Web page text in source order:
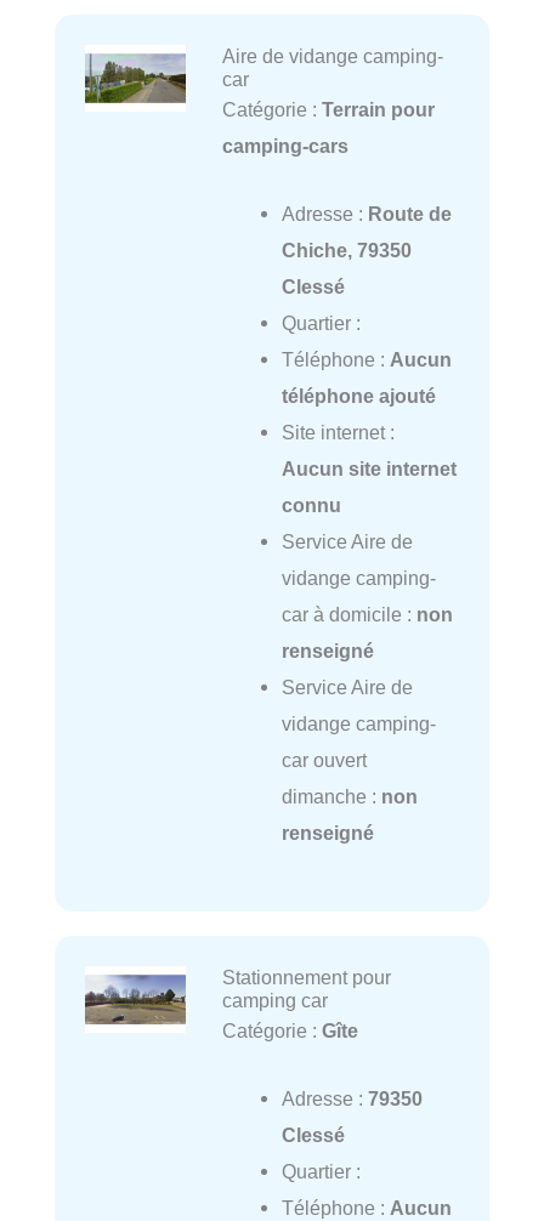
Aire de vidange camping-
car
Catégorie : Terrain pour
camping-cars
Adresse : Route de
Chiche, 79350
Clessé
Quartier :
Téléphone : Aucun
téléphone ajouté
Site internet :
Aucun site internet
connu
Service Aire de
vidange camping-
car à domicile : non
renseigné
Service Aire de
vidange camping-
car ouvert
dimanche : non
renseigné
Stationnement pour
camping car
Catégorie : Gîte
Adresse : 79350
Clessé
Quartier :
Téléphone : Aucun